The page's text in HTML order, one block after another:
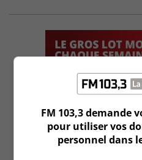
FM 103,3 demande
pour utiliser vos
personnel dans